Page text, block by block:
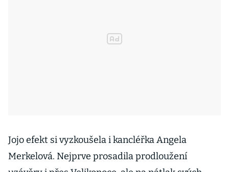
Jojo efekt si vyzkoušela i kancléřka Angela
Merkelová. Nejprve prosadila prodloužení